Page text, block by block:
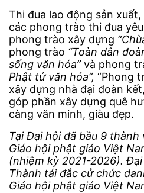
Thi đua lao động sản
các phong trào thi đua
phong trào xây dựng
phong trào “Toàn dân
sống văn hóa”và phong
Phật tử văn hóa”, “Phong
xây dựng nhà đại đoàn
góp phần xây dựng quê
càng văn minh, giàu đẹp.
Tại Đại hội đã bầu 9 thành
Giáo hội phật giáo Việt
(nhiệm kỳ 2021-2026).
Thành tái đắc cử chức
Giáo hội phật giáo Việt